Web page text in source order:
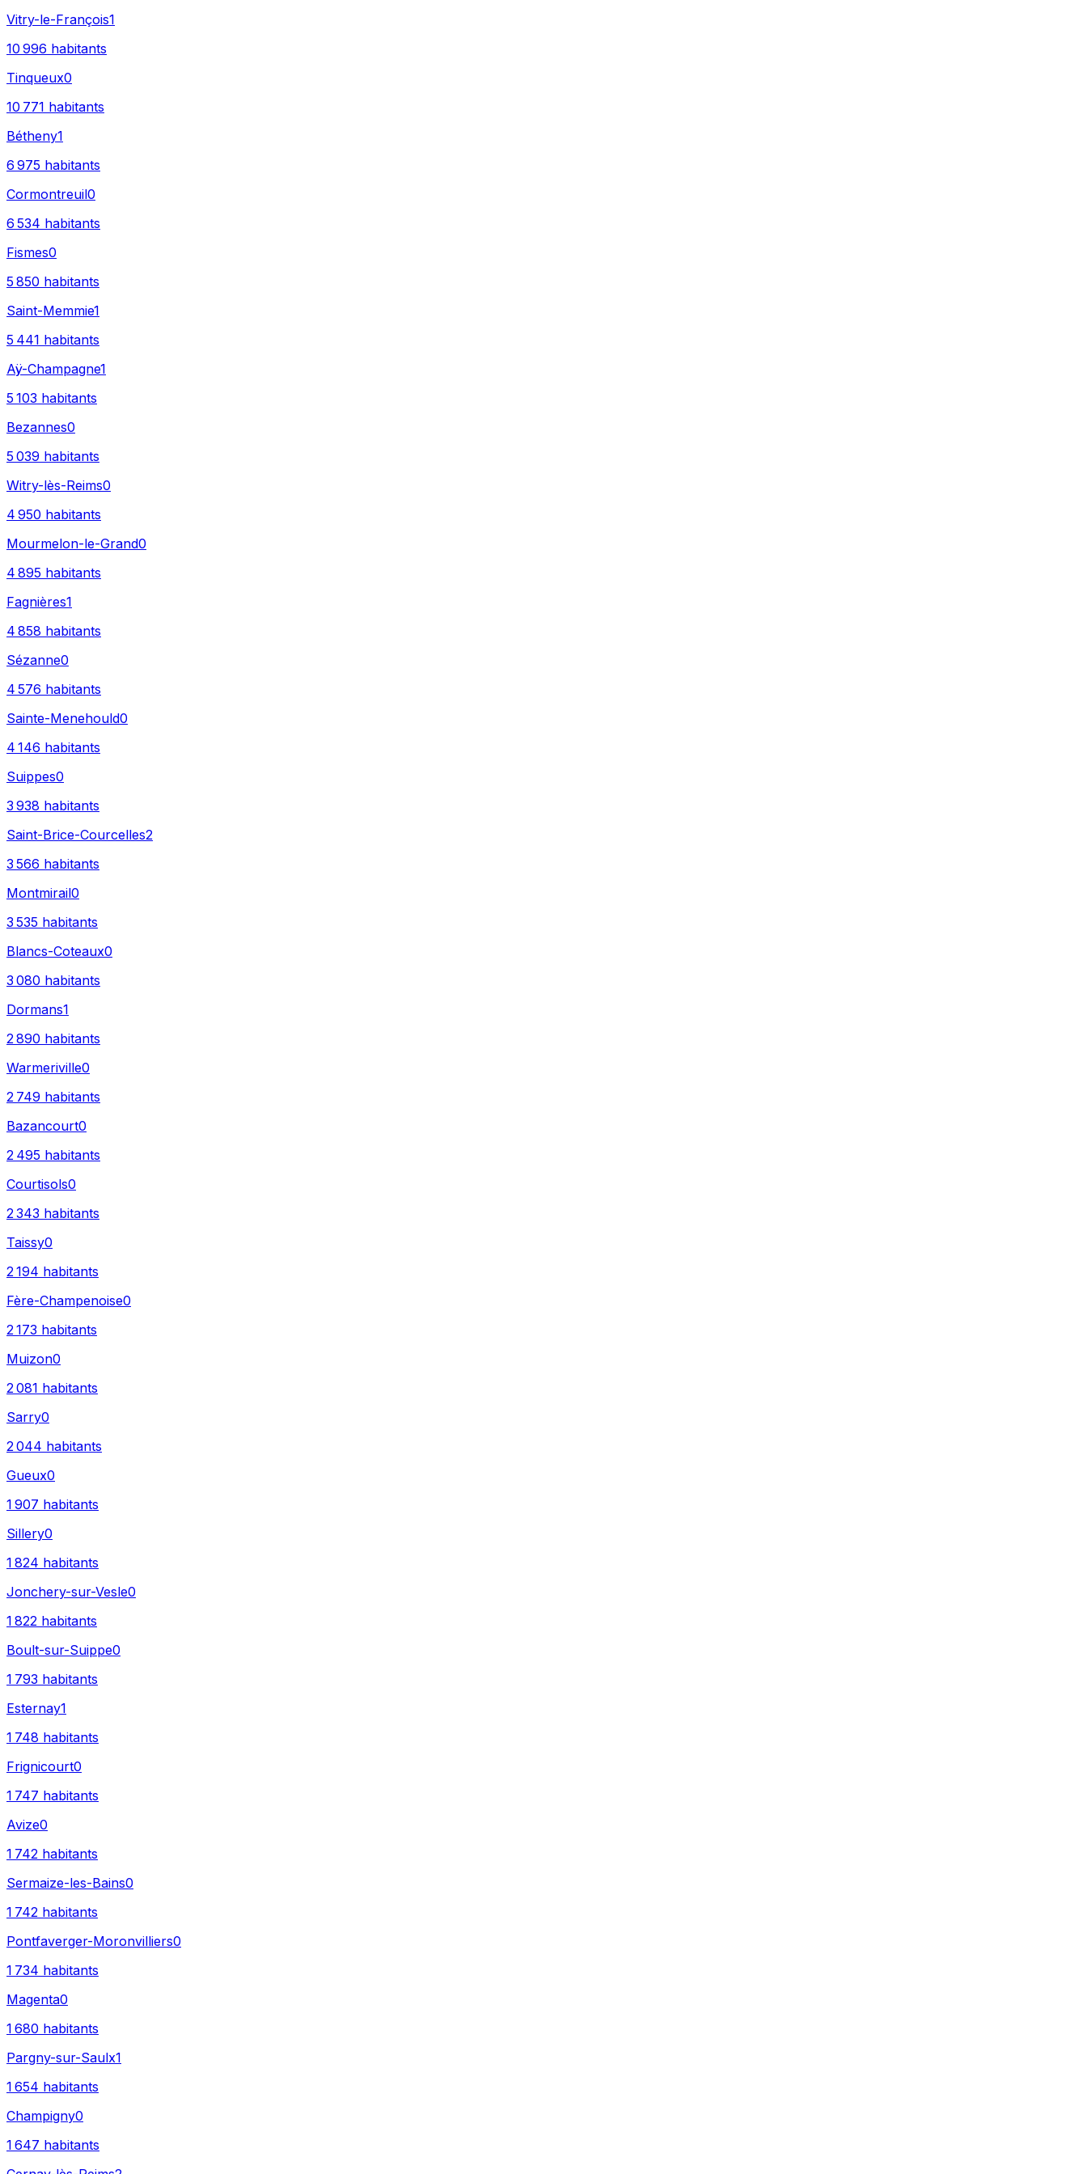
Vitry-le-François1
10 996 habitants
Tinqueux0
10 771 habitants
Bétheny1
6 975 habitants
Cormontreuil0
6 534 habitants
Fismes0
5 850 habitants
Saint-Memmie1
5 441 habitants
Aÿ-Champagne1
5 103 habitants
Bezannes0
5 039 habitants
Witry-lès-Reims0
4 950 habitants
Mourmelon-le-Grand0
4 895 habitants
Fagnières1
4 858 habitants
Sézanne0
4 576 habitants
Sainte-Menehould0
4 146 habitants
Suippes0
3 938 habitants
Saint-Brice-Courcelles2
3 566 habitants
Montmirail0
3 535 habitants
Blancs-Coteaux0
3 080 habitants
Dormans1
2 890 habitants
Warmeriville0
2 749 habitants
Bazancourt0
2 495 habitants
Courtisols0
2 343 habitants
Taissy0
2 194 habitants
Fère-Champenoise0
2 173 habitants
Muizon0
2 081 habitants
Sarry0
2 044 habitants
Gueux0
1 907 habitants
Sillery0
1 824 habitants
Jonchery-sur-Vesle0
1 822 habitants
Boult-sur-Suippe0
1 793 habitants
Esternay1
1 748 habitants
Frignicourt0
1 747 habitants
Avize0
1 742 habitants
Sermaize-les-Bains0
1 742 habitants
Pontfaverger-Moronvilliers0
1 734 habitants
Magenta0
1 680 habitants
Pargny-sur-Saulx1
1 654 habitants
Champigny0
1 647 habitants